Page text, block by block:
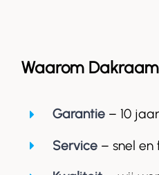
Waarom
Garantie– 10
Service – snel en